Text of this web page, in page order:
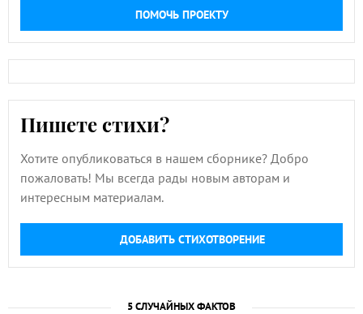
ПОМОЧЬ ПРОЕКТУ
Пишете стихи?
Хотите опубликоваться в нашем сборнике? Добро
пожаловать! Мы всегда рады новым авторам и
интересным материалам.
ДОБАВИТЬ СТИХОТВОРЕНИЕ
5 СЛУЧАЙНЫХ ФАКТОВ